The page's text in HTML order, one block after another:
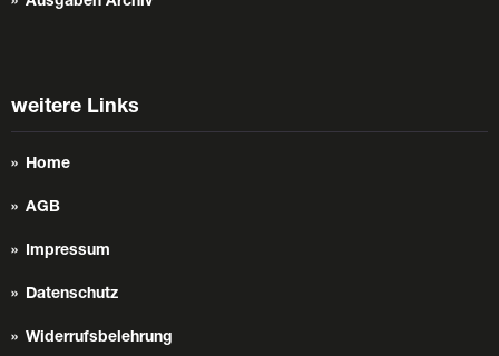
weitere Links
Home
AGB
Impressum
Datenschutz
Widerrufsbelehrung